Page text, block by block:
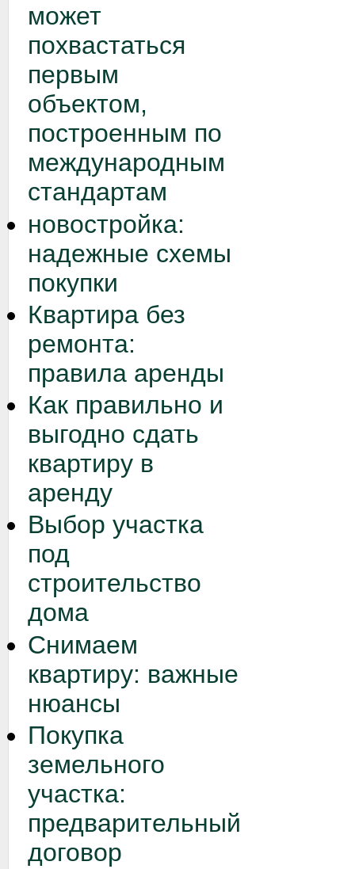
может
похвастаться
первым
объектом,
построенным по
международным
стандартам
новостройка:
надежные схемы
покупки
Квартира без
ремонта:
правила аренды
Как правильно и
выгодно сдать
квартиру в
аренду
Выбор участка
под
строительство
дома
Снимаем
квартиру: важные
нюансы
Покупка
земельного
участка:
предварительный
договор